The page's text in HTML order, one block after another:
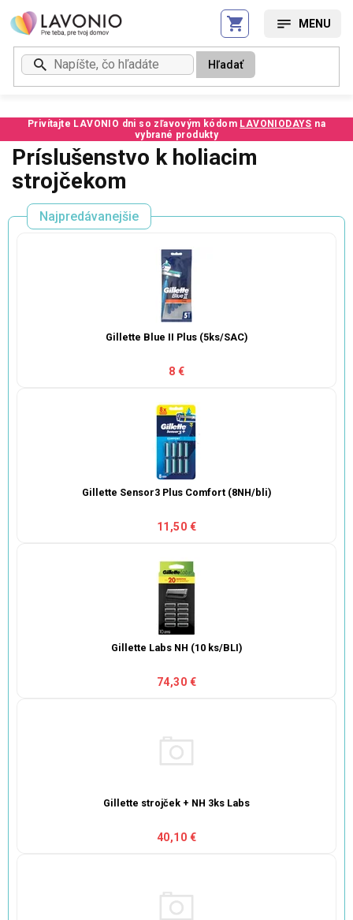
Prejsť
na
obsah
Privítajte LAVONIO dni so zľavovým kódom LAVONIODAYS na
vybrané produkty
Hľadať
Príslušenstvo k holiacim
strojčekom
Najpredávanejšie
Gillette Blue II Plus (5ks/SAC)
8 €
Gillette Sensor3 Plus Comfort (8NH/bli)
11,50 €
Gillette Labs NH (10 ks/BLI)
74,30 €
Gillette strojček + NH 3ks Labs
40,10 €